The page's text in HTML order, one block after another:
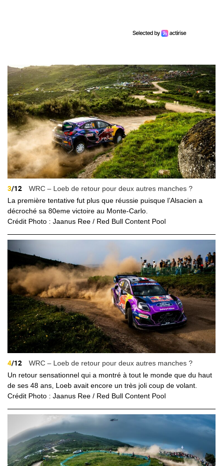
3/12
WRC – Loeb de retour pour deux autres manches ?
La première tentative fut plus que réussie puisque l’Alsacien a
décroché sa 80eme victoire au Monte-Carlo.
Crédit Photo : Jaanus Ree / Red Bull Content Pool
4/12
WRC – Loeb de retour pour deux autres manches ?
Un retour sensationnel qui a montré à tout le monde que du haut
de ses 48 ans, Loeb avait encore un très joli coup de volant.
Crédit Photo : Jaanus Ree / Red Bull Content Pool